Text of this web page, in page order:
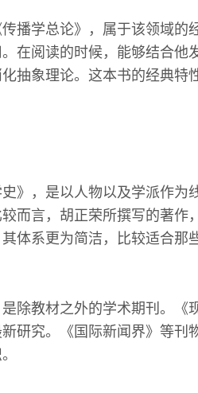
播学总论》，属于该领域的
在阅读的时候，能够结合他
抽象理论。这本书的经典特
》，是以人物以及学派作为
而言，胡正荣所撰写的著作
体系更为简洁，比较适合那
除教材之外的学术期刊。《
研究。《国际新闻界》等刊